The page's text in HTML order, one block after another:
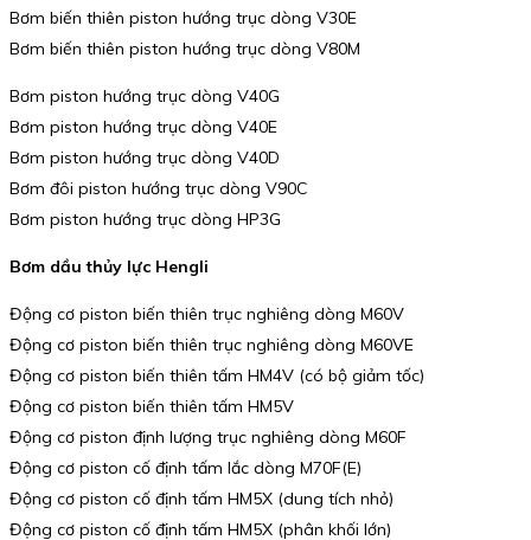
Bơm biến thiên piston hướng trục dòng V30E
Bơm biến thiên piston hướng trục dòng V80M
Bơm piston hướng trục dòng V40G
Bơm piston hướng trục dòng V40E
Bơm piston hướng trục dòng V40D
Bơm đôi piston hướng trục dòng V90C
Bơm piston hướng trục dòng HP3G
Bơm dầu thủy lực Hengli
Động cơ piston biến thiên trục nghiêng dòng M60V
Động cơ piston biến thiên trục nghiêng dòng M60VE
Động cơ piston biến thiên tấm HM4V (có bộ giảm tốc)
Động cơ piston biến thiên tấm HM5V
Động cơ piston định lượng trục nghiêng dòng M60F
Động cơ piston cố định tấm lắc dòng M70F(E)
Động cơ piston cố định tấm HM5X (dung tích nhỏ)
Động cơ piston cố định tấm HM5X (phân khối lớn)